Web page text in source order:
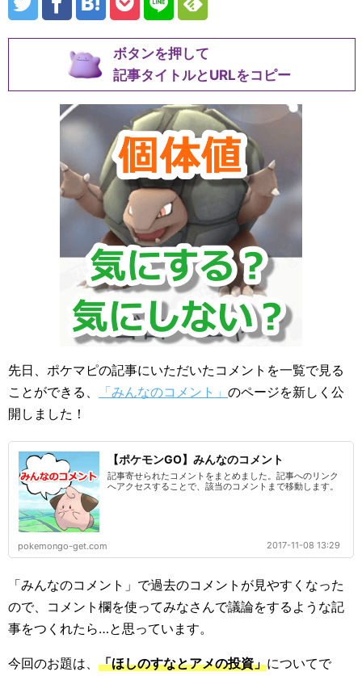
ボタンを押して
記事タイトルとURLをコピー
先日、ポケマピの記事にいただいたコメントを一覧で見る
ことができる、
「みんなのコメント」 のページを新しく公
開しました！
【ポケモンGO】みんなのコメント
記事寄せられたコメントをまとめました。記事へのリンク
へアクセスすることで、該当のコメントまで移動します。
pokemongo-get.com 2017-11-08 13:29
「みんなのコメント」で過去のコメントが見やすくなった
ので、コメント欄を使ってみなさんで議論をするような記
事をつくれたら…と思っています。
今回のお題は、 「ほしのすなとアメの投資」についてで